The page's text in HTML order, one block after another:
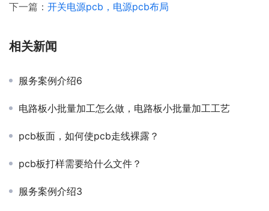
下一篇： 开关电源pcb，电源pcb布局
相关新闻
服务案例介绍6
电路板小批量加工怎么做，电路板小批量加工工艺
pcb板面，如何使pcb走线裸露？
pcb板打样需要给什么文件？
服务案例介绍3